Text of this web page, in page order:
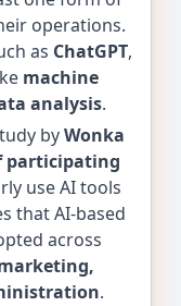
operations.
as ChatGPT,
machine
analysis.
byWonka
participating
use AI tools
that AI-based
across
.